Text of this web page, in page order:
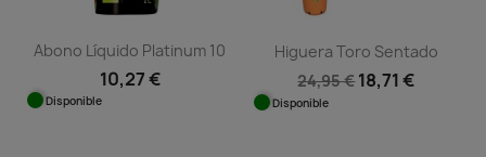
Abono Líquido Platinum 10
10,27 €
Disponible
Higuera Toro Sentado
24,95 €18,71 €
Disponible